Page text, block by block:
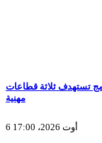
تستهدف ثلاثة قطاعات
مهنية
6 أوت 2026، 17:00